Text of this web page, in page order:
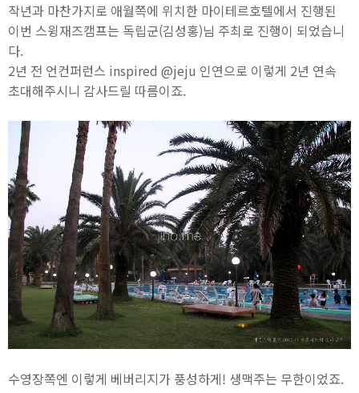
작년과 마찬가지로 애월쪽에 위치한 마이테르호텔에서 진행된
이번 스윙재즈캠프는 독립군(김성홍)님 주최로 진행이 되었습니
다.
2년 전 언컨퍼런스 inspired @jeju 인연으로 이렇게 2년 연속
초대해주시니 감사드릴 따름이죠.
수영장쪽엔 이렇게 베버리지가 풍성하게! 생맥주는 무한이었죠.